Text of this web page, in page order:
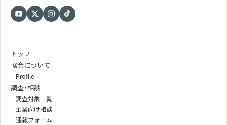
トップ
協会について
Profile
調査・相談
調査対象一覧
企業向け相談
通報フォーム